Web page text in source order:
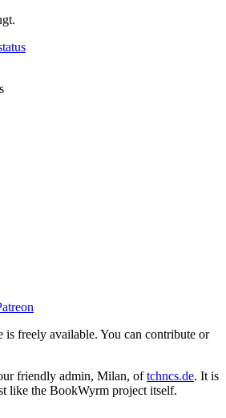
is freely available. You can contribute or
friendly admin, Milan, oftchncs.de. It is
like the BookWyrm project itself.